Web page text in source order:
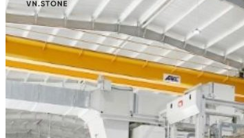
Đá Lát Nền
Đá Cầu Thang
Đá Cầu Thang
Đá Bàn Bếp
Đá Bàn Bếp
Đá Lát Nền